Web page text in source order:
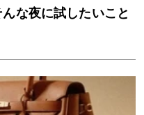
な夜に試したいこと